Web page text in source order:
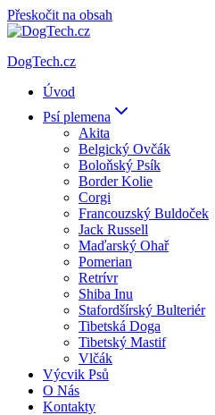
Přeskočit na obsah
DogTech.cz
Úvod
Psí plemena
Akita
Belgický Ovčák
Boloňský Psík
Border Kolie
Corgi
Francouzský Buldoček
Jack Russell
Maďarský Ohař
Pomerian
Retrívr
Shiba Inu
Stafordšírský Bulteriér
Tibetská Doga
Tibetský Mastif
Vlčák
Výcvik Psů
O Nás
Kontakty